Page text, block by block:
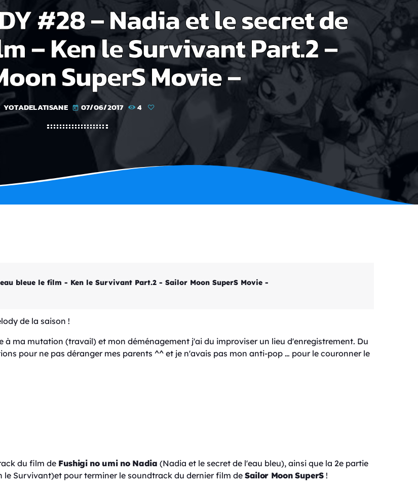
#28 – Nadia et le secret de
– Ken le Survivant Part.2 –
SuperS Movie –
YOTADELATISANE today 07/06/2017 4
bleue le film - Ken le Survivant Part.2 - Sailor Moon SuperS Movie -
de la saison !
ma mutation (travail) et mon déménagement j'ai du improviser un lieu d'enregistrement. Du
pour ne pas déranger mes parents ^^ et je n'avais pas mon anti-pop … pour le couronner le
du film de Fushigi no umi no Nadia (Nadia et le secret de l'eau bleu), ainsi que la 2e partie
le Survivant)et pour terminer le soundtrack du dernier film de Sailor Moon SuperS !